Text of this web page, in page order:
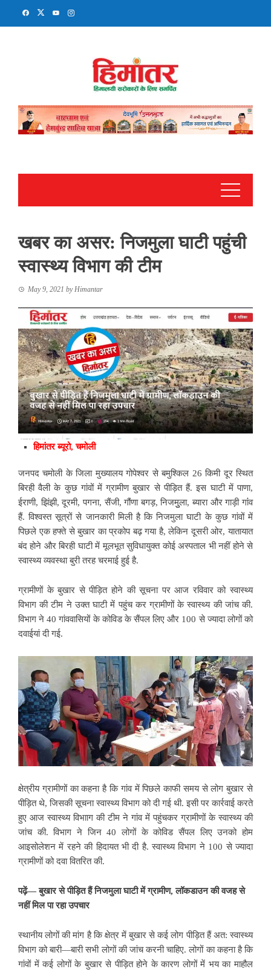
खबर का असर: निजमुला घाटी पहुंची
स्वास्थ्य विभाग की टीम
May 9, 2021 byHimantar
हिमांतर ब्यूरो, चमोली
जनपद चमोली के जिला मुख्यालय गोपेश्वर से बमुश्किल 26 किमी दूर स्थित
बिरही वैली के कुछ गांवों में ग्रामीण बुखार से पीड़ित हैं. इस घाटी में पाणा,
ईराणी, झिंझी, दूरमी,पगना, सैंजी, गौंणा बगड़, निजमुुला, ब्यारा और गाड़ी गांंव
हैं. विश्वस्त सूत्रों से जानकारी मिली है किनिजमुला घाटीके कुछ गांवों में
पिछले एक हफ्ते से बुखार का प्रकोप बढ़ गया है, लेकिन दूसरी ओर, यातायात
बंद होने और बिरही घाटी में मूलभूत सुविधायुक्त कोई अस्पताल भी नहीं होने से
स्वास्थ्य व्यवस्था बुरी तरह चरमाई हुई है.
ग्रामीणों के बुखार से पीड़ित होने की सूचना पर आज रविवार को स्वास्थ्य
विभाग की टीम ने उक्त घाटी में पहुंच कर ग्रामीणों के स्वास्थ्य की जांच की.
विभाग ने 40 गांववासियों केकोविड के सैंपल लिए और 100 से ज्यादा लोगों को
दवाईयां दी गई.
क्षेत्रीय ग्रामीणों का कहना है कि गांव में पिछले काफी समय से लोग बुखार से
पीड़ित थे, जिसकी सूचना स्वा​स्थ्य विभाग को दी गई थी. इसी पर कार्रवाई करते
हुए आज स्वास्थ्यविभााग की टीम ने गांव में पहुंचकर ग्रामीणों के स्वास्थ्य की
जांच की. विभाग ने जिन 40 लोगों के कोविड सैंपल लिए उनको होम
आइसोलेशन में रहने की हिदायत भी दी है. स्वास्थ्य विभाग ने 100 से ज्यादा
ग्रामीणों को दवा वितरित की.
पढ़ें— बुखार से पीड़ित हैं निजमुला घाटी में ग्रामीण, लॉकडाउन की वजह से
नहीं मिल पा रहा उपचार
स्थानीय लोगों की मांग है कि क्षेत्र में बुखार से कई लोग पीड़ित हैं अत: स्वास्थ्य
विभाग को बारी—बारी सभी लोगों की जांच करनी चाहिए. लोगों का कहना है कि
गांवों मेंकई लोगों के बुखार से पीड़ित होने के कारण लोगों में भय का माहौल